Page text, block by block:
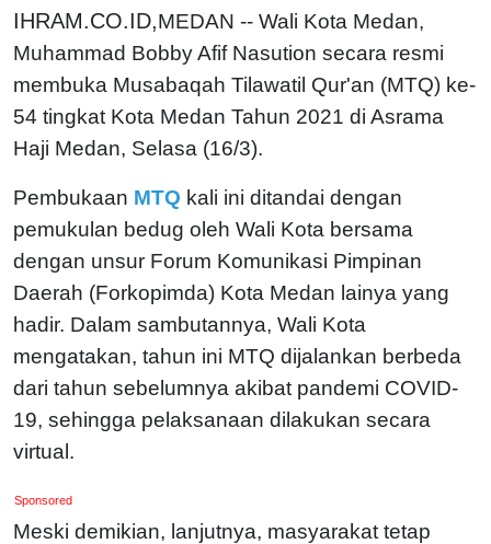
IHRAM.CO.ID,MEDAN -- Wali Kota Medan,
Muhammad Bobby Afif Nasution secara resmi
membuka Musabaqah Tilawatil Qur'an (MTQ) ke-
54 tingkat Kota Medan Tahun 2021 di Asrama
Haji Medan, Selasa (16/3).
Pembukaan MTQ kali ini ditandai dengan
pemukulan bedug oleh Wali Kota bersama
dengan unsur Forum Komunikasi Pimpinan
Daerah (Forkopimda) Kota Medan lainya yang
hadir. Dalam sambutannya, Wali Kota
mengatakan, tahun ini MTQ dijalankan berbeda
dari tahun sebelumnya akibat pandemi COVID-
19, sehingga pelaksanaan dilakukan secara
virtual.
Sponsored
Meski demikian, lanjutnya, masyarakat tetap